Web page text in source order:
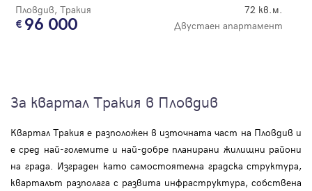
Пловдив, Тракия 72 кв.м.
96 000 Двустаен апартамент
За квартал Тракия в Пловдив
Квартал Тракия е разположен в източната част на Пловдив и
е сред най-големите и най-добре планирани жилищни райони
на града. Изграден като самостоятелна градска структура,
кварталът разполага с развита инфраструктура, собствена